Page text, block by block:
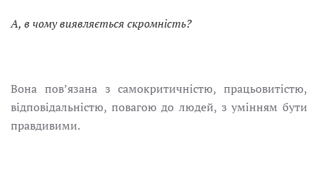
А, в чому виявляється скромність?
Вона пов’язана з самокритичністю, працьовитістю,
відповідальністю, повагою до людей, з умінням бути
правдивими.